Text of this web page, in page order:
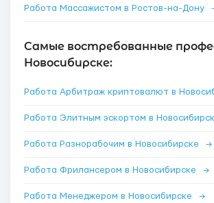
Работа Массажистом в Ростов-на-Дону
Самые востребованные
Новосибирске:
Работа Арбитраж криптовалют в
Работа Элитным эскортом в
Работа Разнорабочим в Новосибирске →
Работа Фрилансером в Новосибирске →
Работа Менеджером в Новосибирске →